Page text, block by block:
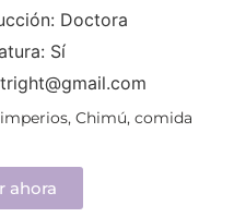
Doctora
Sí
Chimú, comida
ahora